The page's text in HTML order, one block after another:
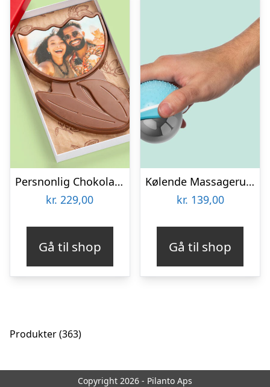
Persnonlig Chokoladeblomst med Billede
kr. 229,00
Gå til shop
Kølende Massageruller
kr. 139,00
Gå til shop
Produkter 363363
Copyright 2026 - Pilanto Aps